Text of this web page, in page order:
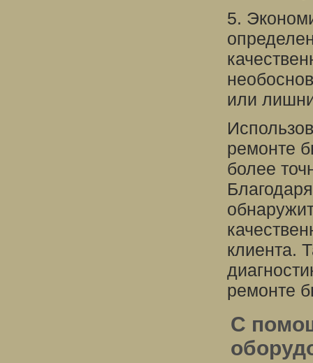
5.
или
ремонте
более
клиента.
ремонте
С